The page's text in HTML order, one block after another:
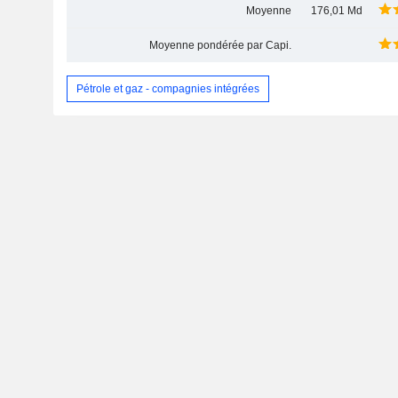
Moyenne 176,01 Md
Moyenne pondérée par Capi.
Pétrole et gaz - compagnies intégrées